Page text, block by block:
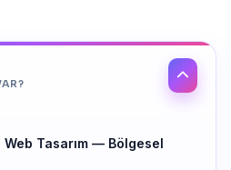
Tasarım — Bölgesel